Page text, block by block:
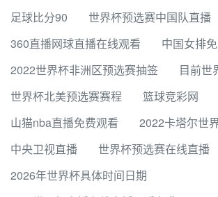
足球比分90
世界杯预选赛中国队直播
360直播网球直播在线观看
中国女排
2022世界杯非洲区预选赛抽签
目前世
世界杯北美预选赛赛程
篮球竞彩网
山猫nba直播免费观看
2022卡塔尔世
中央卫视直播
世界杯预选赛在线直播
2026年世界杯具体时间日期